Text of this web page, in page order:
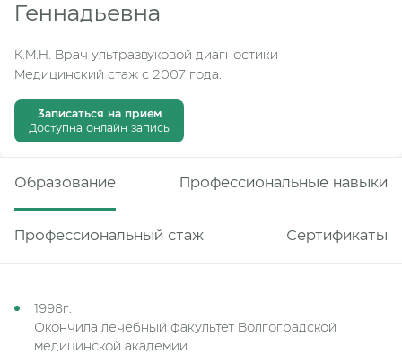
Геннадьевна
К.М.Н. Врач ультразвуковой диагностики
Медицинский стаж с 2007 года.
Записаться на прием
Доступна онлайн запись
Образование Профессиональные навыки
Профессиональный стаж Сертификаты
1998г.
Окончила лечебный факультет Волгоградской
медицинской академии